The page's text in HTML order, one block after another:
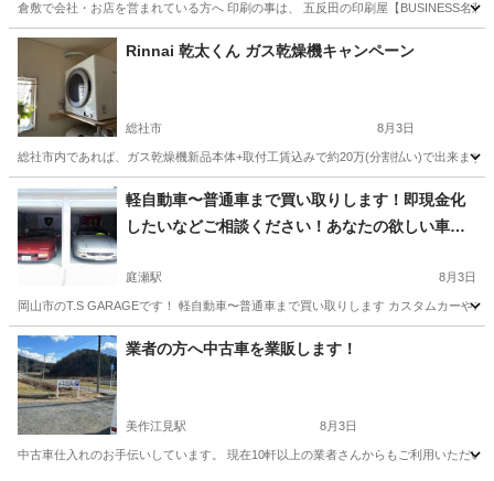
倉敷で会社・お店を営まれている方へ 印刷の事は、 五反田の印刷屋【BUSINESS名
岡山 倉敷市 名刺
Rinnai 乾太くん ガス乾燥機キャンペーン
総社市 8月3日
総社市内であれば、ガス乾燥機新品本体+取付工賃込みで約20万(分割払い)で出来ま
岡山 総社市 その他
軽自動車〜普通車まで買い取りします！即現金化
したいなどご相談ください！あなたの欲しい車も
庭瀬駅 8月3日
岡山市のT.S GARAGEです！ 軽自動車〜普通車まで買い取りします カスタムカーや
岡山 岡山市 庭瀬駅 その他 名義変更
業者の方へ中古車を業販します！
美作江見駅 8月3日
中古車仕入れのお手伝いしています。 現在10軒以上の業者さんからもご利用いただ